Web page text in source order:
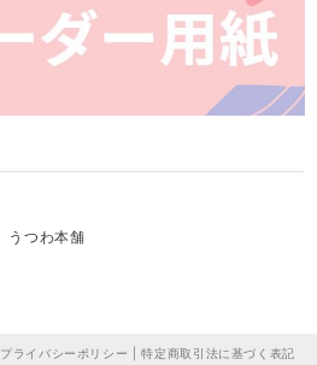
うつわ本舗
プライバシーポリシー |特定商取引法に基づく表記